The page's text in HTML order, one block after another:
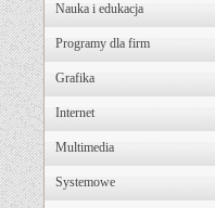
Nauka i edukacja
Programy dla firm
Grafika
Internet
Multimedia
Systemowe